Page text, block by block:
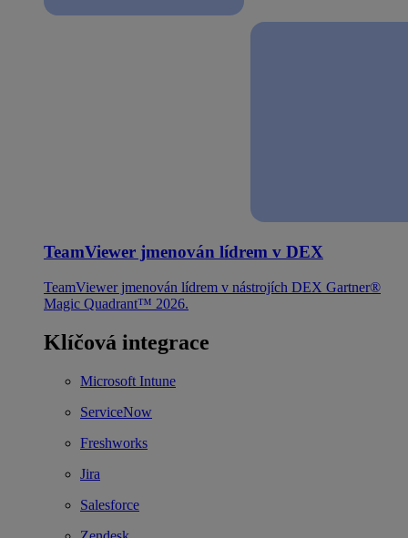
TeamViewer jmenován lídrem v DEX
TeamViewer jmenován lídrem v nástrojích DEX Gartner®
Magic Quadrant™ 2026.
Klíčová integrace
Microsoft Intune
ServiceNow
Freshworks
Jira
Salesforce